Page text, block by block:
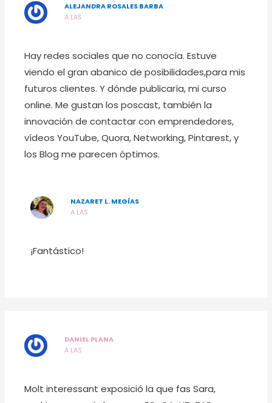
ALEJANDRA ROSALES BARBA
A LAS
Hay redes sociales que no conocía. Estuve
viendo el gran abanico de posibilidades,para mis
futuros clientes. Y dónde publicaría, mi curso
online. Me gustan los poscast, también la
innovación de contactar con emprendedores,
vídeos YouTube, Quora, Networking, Pintarest, y
los Blog me parecen óptimos.
NAZARET L. MEGÍAS
A LAS
¡Fantástico!
DANIEL PLANA
A LAS
Molt interessant exposició la que fas Sara,